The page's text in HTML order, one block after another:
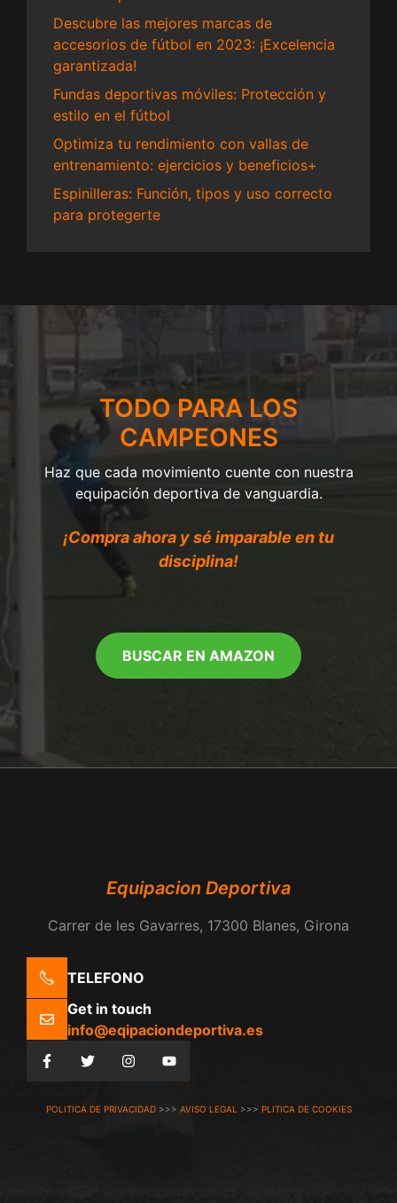
Descubre las mejores marcas de
accesorios de fútbol en 2023: ¡Excelencia
garantizada!
Fundas deportivas móviles: Protección y
estilo en el fútbol
Optimiza tu rendimiento con vallas de
entrenamiento: ejercicios y beneficios+
Espinilleras: Función, tipos y uso correcto
para protegerte
TODO PARA LOS
CAMPEONES
Haz que cada movimiento cuente con nuestra
equipación deportiva de vanguardia.
¡Compra ahora y sé imparable en tu
disciplina!
BUSCAR EN AMAZON
Equipacion Deportiva
Carrer de les Gavarres, 17300 Blanes, Girona
TELEFONO
Get in touch
info@eqipaciondeportiva.es
POLITICA DE PRIVACIDAD>>> AVISO LEGAL >>> PLITICA DE COOKIES